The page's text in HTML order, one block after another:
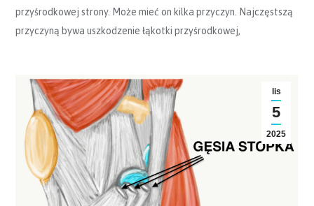
przyśrodkowej strony. Może mieć on kilka przyczyn. Najczęstszą
przyczyną bywa uszkodzenie łąkotki przyśrodkowej,
lis
5
2025